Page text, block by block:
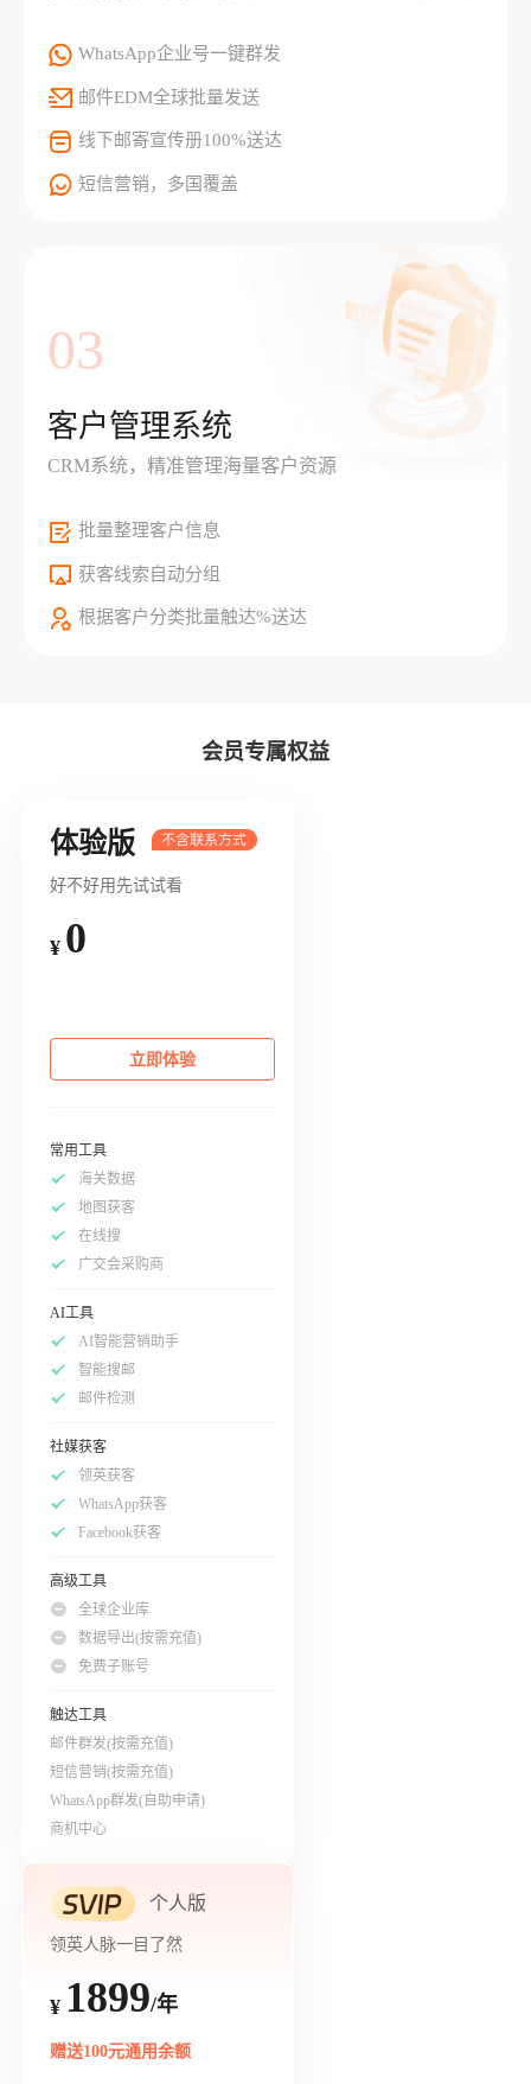
WhatsApp企业号一键群发
邮件EDM全球批量发送
线下邮寄宣传册100%送达
短信营销，多国覆盖
03
客户管理系统
CRM系统，精准管理海量客户资源
批量整理客户信息
获客线索自动分组
根据客户分类批量触达%送达
会员专属权益
体验版
好不好用先试试看
¥ 0
立即体验
常用工具
海关数据
地图获客
在线搜
广交会采购商
AI工具
AI智能营销助手
智能搜邮
邮件检测
社媒获客
领英获客
WhatsApp获客
Facebook获客
高级工具
全球企业库
数据导出(按需充值)
免费子账号
触达工具
邮件群发(按需充值)
短信营销(按需充值)
WhatsApp群发(自助申请)
商机中心
个人版
领英人脉一目了然
¥ 1899/年
赠送100元通用余额